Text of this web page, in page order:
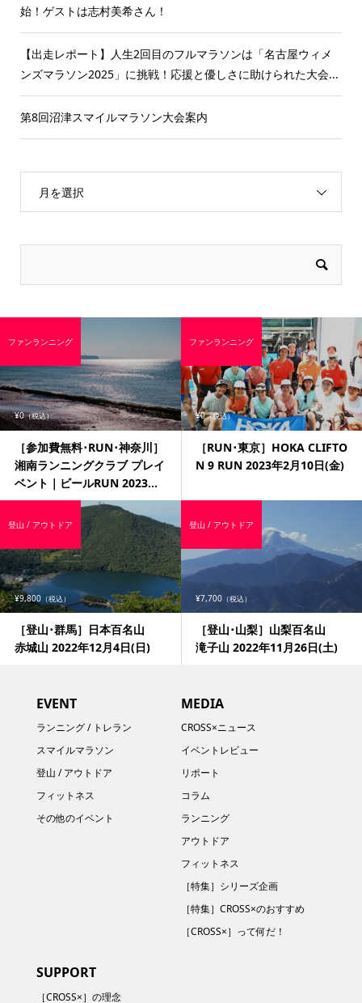
始！ゲストは志村美希さん！
【出走レポート】人生2回目のフルマラソンは「名古屋ウィメ
ンズマラソン2025」に挑戦！応援と優しさに助けられた大会...
第8回沼津スマイルマラソン大会案内
月を選択
¥0（税込）
［参加費無料･RUN･神奈川］
湘南ランニングクラブ プレイ
ベント｜ビールRUN 2023...
ファンランニング
¥0（税込）
［RUN･東京］HOKA CLIFTO
N 9 RUN 2023年2月10日(金)
ファンランニング
¥9,800 （税込）
［登山･群馬］日本百名山
赤城山 2022年12月4日(日)
登山 / アウトドア
¥7,700 （税込）
［登山･山梨］山梨百名山
滝子山 2022年11月26日(土)
登山 / アウトドア
EVENT
ランニング / トレラン
スマイルマラソン
登山 / アウトドア
フィットネス
その他のイベント
MEDIA
CROSS×ニュース
イベントレビュー
リポート
コラム
ランニング
アウトドア
フィットネス
［特集］シリーズ企画
［特集］CROSS×のおすすめ
［CROSS×］って何だ！
SUPPORT
［CROSS×］の理念